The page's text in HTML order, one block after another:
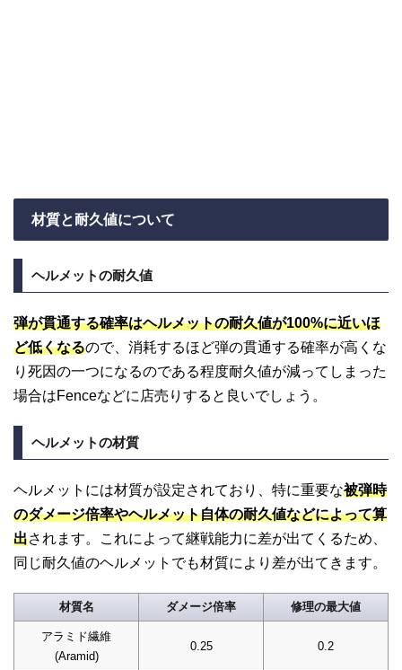
材質と耐久値について
ヘルメットの耐久値
弾が貫通する確率はヘルメットの耐久値が100%に近いほ
ど低くなるので、消耗するほど弾の貫通する確率が高くな
り死因の一つになるのである程度耐久値が減ってしまった
場合はFenceなどに店売りすると良いでしょう。
ヘルメットの材質
ヘルメットには材質が設定されており、特に重要な被弾時
のダメージ倍率やヘルメット自体の耐久値などによって算
出されます。これによって継戦能力に差が出てくるため、
同じ耐久値のヘルメットでも材質により差が出てきます。
材質名 ダメージ倍率 修理の最大値
アラミド繊維
(Aramid)
0.25 0.2